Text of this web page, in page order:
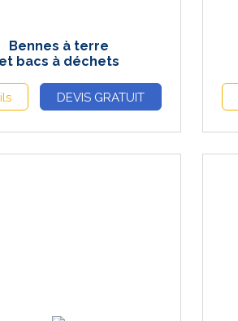
Bennes à terre
bacs à déchets
DEVIS GRATUIT